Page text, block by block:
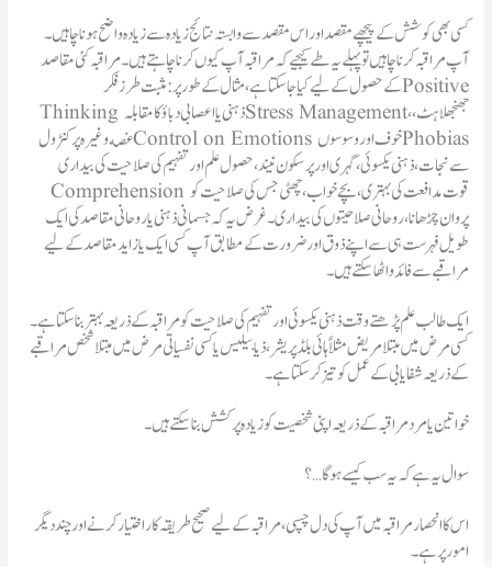
کسی بھی کوشش کے پیچھے مقصد اور اس مقصد سے وابستہ نتائج زیادہ سے زیادہ واضح ہو نا چاہیں۔
آپ مراقبہ کرنا چاہیں تو پہلے یہ طے کیجیے کہ مراقبہ آپ کیوں کرنا چاہتے ہیں۔ مراقبہ کئی مقاصد
کے حصول کے لیے کیا جا سکتا ہے، مثال کے طور پر: مثبت طرز فکر Positive
Thinking ذہنی یا اعصابی دباؤ کا مقابلہ Stress Management، جھنجھلاہٹ،
غصه و غیره پر کنٹرول Control on Emotions خوف اور وسوسوں Phobias
سے نجات، ذہنی یکسوئی، گہری اور پر سکون نیند، حصول علم اور تفہیم کی صلاحیت کی بیداری
Comprehension قوت مدافعت کی بہتری، بچے خواب، چھٹی جس کی صلاحیت کو
پروان چڑھانا، روحانی صلاحیتوں کی بیداری۔ غرض یہ کہ جسمانی ذہنی یار وحانی مقاصد کی ایک
طویل فہرست ہی سے اپنے ذوق اور ضرورت کے مطابق آپ کسی ایک یا زاید مقاصد کے لیے
مراقبے سے فائد واٹھا سکتے ہیں۔
ایک طالب علم پڑھتے وقت ذہنی یکسوئی اور تفہیم کی صلاحیت کو مراقبہ کے ذریعہ بہتر بنا سکتا ہے۔
کسی مرض میں مبتلا مریض مثلاً ہائی بلڈ پریشر، ذیا بیلیس یا کسی نفسیاتی مرض میں مبتلا شخص مراقبے
کے ذریعہ شفایابی کے عمل کو تیز کر سکتا ہے۔
خواتین یا مرد مراقبہ کے ذریعہ اپنی شخصیت کو زیادہ پر کشش بنا سکتے ہیں۔
سوال یہ ہے کہ یہ سب کیسے ہو گا…؟
اس کا انحصار مراقبہ میں آپ کی دل چسپی، مراقبہ کے لیے صحیح طریقہ کار اختیار کرنے اور چنددیگر
امور پر ہے۔